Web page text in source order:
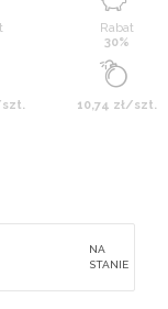
szt.
Rabat
30%
10,74 zł/szt.
NA
STANIE